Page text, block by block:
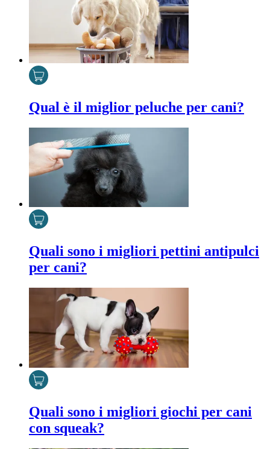
Qual è il miglior peluche per cani?
Quali sono i migliori pettini antipulci
per cani?
Quali sono i migliori giochi per cani
con squeak?